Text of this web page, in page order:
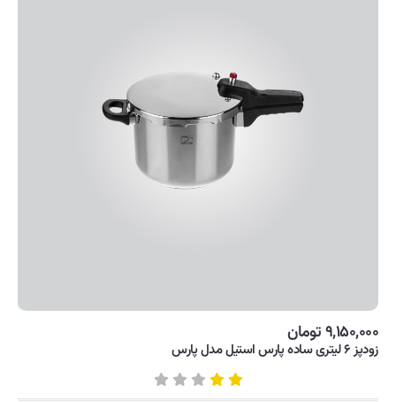
ماشین لباسشویی
۹,۱۵۰,۰۰۰ تومان
زودپز ۶ لیتری ساده پارس استیل مدل پارس